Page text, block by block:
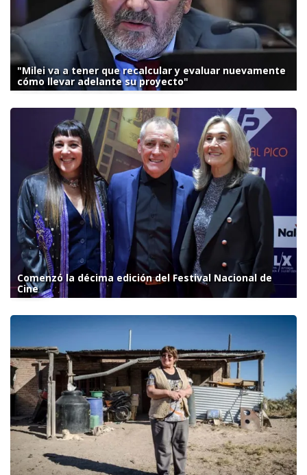
"Milei va a tener que recalcular y evaluar nuevamente
cómo llevar adelante su proyecto"
Comenzó la décima edición del Festival Nacional de
Cine